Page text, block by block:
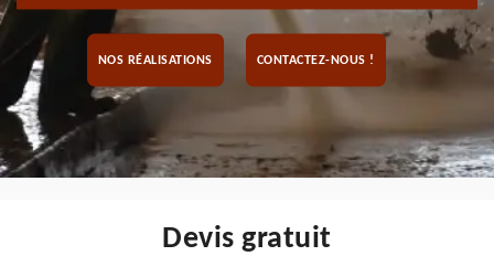
NOS RÉALISATIONS CONTACTEZ-NOUS !
Devis gratuit